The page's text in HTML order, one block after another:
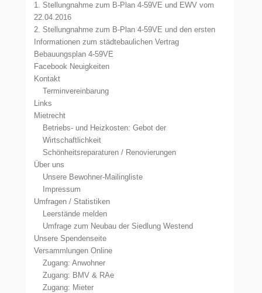
1. Stellungnahme zum B-Plan 4-59VE und EWV vom
22.04.2016
2. Stellungnahme zum B-Plan 4-59VE und den ersten
Informationen zum städtebaulichen Vertrag
Bebauungsplan 4-59VE
Facebook Neuigkeiten
Kontakt
Terminvereinbarung
Links
Mietrecht
Betriebs- und Heizkosten: Gebot der
Wirtschaftlichkeit
Schönheitsreparaturen / Renovierungen
Über uns
Unsere Bewohner-Mailingliste
Impressum
Umfragen / Statistiken
Leerstände melden
Umfrage zum Neubau der Siedlung Westend
Unsere Spendenseite
Versammlungen Online
Zugang: Anwohner
Zugang: BMV & RAe
Zugang: Mieter